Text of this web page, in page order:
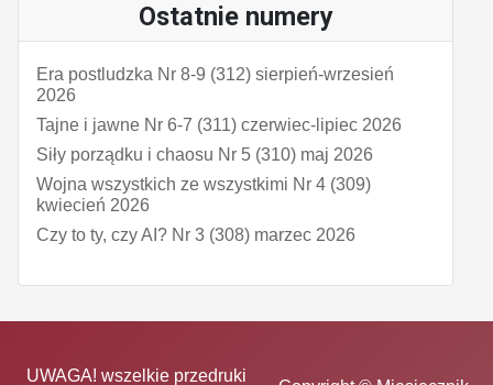
Ostatnie numery
Era postludzka Nr 8-9 (312) sierpień-wrzesień
2026
Tajne i jawne Nr 6-7 (311) czerwiec-lipiec 2026
Siły porządku i chaosu Nr 5 (310) maj 2026
Wojna wszystkich ze wszystkimi Nr 4 (309)
kwiecień 2026
Czy to ty, czy AI? Nr 3 (308) marzec 2026
UWAGA! wszelkie przedruki